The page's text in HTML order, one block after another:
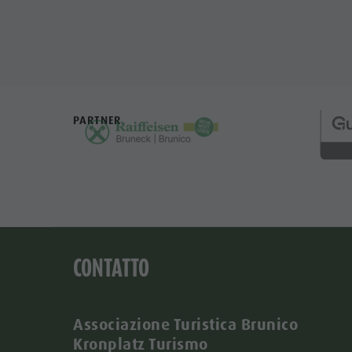
PARTNER
CONTATTO
Associazione Turistica Brunico
Kronplatz Turismo